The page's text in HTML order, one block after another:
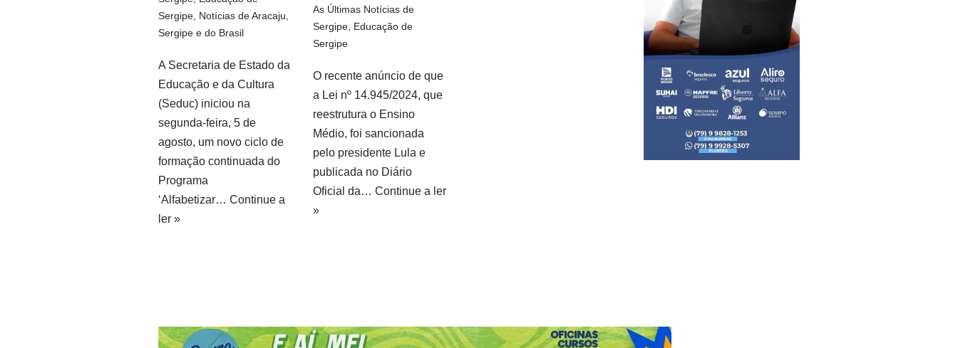
Sergipe, Notícias de Aracaju,
Sergipe e do Brasil
A Secretaria de Estado da
Educação e da Cultura
(Seduc) iniciou na
segunda-feira, 5 de
agosto, um novo ciclo de
formação continuada do
Programa
‘Alfabetizar… Continue a
ler »
As Últimas Notícias de
Sergipe, Educação de
Sergipe
O recente anúncio de que
a Lei nº 14.945/2024, que
reestrutura o Ensino
Médio, foi sancionada
pelo presidente Lula e
publicada no Diário
Oficial da… Continue a ler
»